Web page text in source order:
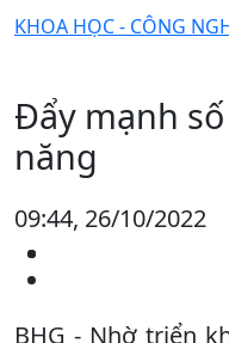
KHOA HỌC - CÔNG
Đẩy mạnh
năng
09:44, 26/10/2022
BHG - Nhờ triển